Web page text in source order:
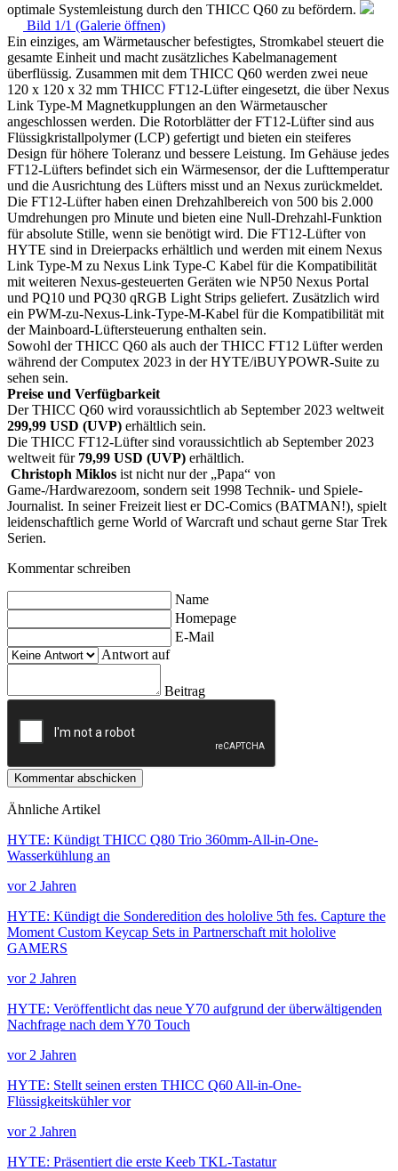
optimale Systemleistung durch den THICC Q60 zu befördern.
Bild 1/1 (Galerie öffnen)
Ein einziges, am Wärmetauscher befestigtes, Stromkabel steuert die
gesamte Einheit und macht zusätzliches Kabelmanagement
überflüssig. Zusammen mit dem THICC Q60 werden zwei neue
120 x 120 x 32 mm THICC FT12-Lüfter eingesetzt, die über Nexus
Link Type-M Magnetkupplungen an den Wärmetauscher
angeschlossen werden. Die Rotorblätter der FT12-Lüfter sind aus
Flüssigkristallpolymer (LCP) gefertigt und bieten ein steiferes
Design für höhere Toleranz und bessere Leistung. Im Gehäuse jedes
FT12-Lüfters befindet sich ein Wärmesensor, der die Lufttemperatur
und die Ausrichtung des Lüfters misst und an Nexus zurückmeldet.
Die FT12-Lüfter haben einen Drehzahlbereich von 500 bis 2.000
Umdrehungen pro Minute und bieten eine Null-Drehzahl-Funktion
für absolute Stille, wenn sie benötigt wird. Die FT12-Lüfter von
HYTE sind in Dreierpacks erhältlich und werden mit einem Nexus
Link Type-M zu Nexus Link Type-C Kabel für die Kompatibilität
mit weiteren Nexus-gesteuerten Geräten wie NP50 Nexus Portal
und PQ10 und PQ30 qRGB Light Strips geliefert. Zusätzlich wird
ein PWM-zu-Nexus-Link-Type-M-Kabel für die Kompatibilität mit
der Mainboard-Lüftersteuerung enthalten sein.
Sowohl der THICC Q60 als auch der THICC FT12 Lüfter werden
während der Computex 2023 in der HYTE/iBUYPOWR-Suite zu
sehen sein.
Preise und Verfügbarkeit
Der THICC Q60 wird voraussichtlich ab September 2023 weltweit
299,99 USD (UVP) erhältlich sein.
Die THICC FT12-Lüfter sind voraussichtlich ab September 2023
weltweit für 79,99 USD (UVP) erhältlich.
Christoph Miklos ist nicht nur der „Papa“ von
Game-/Hardwarezoom, sondern seit 1998 Technik- und Spiele-
Journalist. In seiner Freizeit liest er DC-Comics (BATMAN!), spielt
leidenschaftlich gerne World of Warcraft und schaut gerne Star Trek
Serien.
Kommentar schreiben
Name
Homepage
E-Mail
Antwort auf
Beitrag
Kommentar abschicken
Ähnliche Artikel
HYTE: Kündigt THICC Q80 Trio 360mm-All-in-One-
Wasserkühlung an
vor 2 Jahren
HYTE: Kündigt die Sonderedition des hololive 5th fes. Capture the
Moment Custom Keycap Sets in Partnerschaft mit hololive
GAMERS
vor 2 Jahren
HYTE: Veröffentlicht das neue Y70 aufgrund der überwältigenden
Nachfrage nach dem Y70 Touch
vor 2 Jahren
HYTE: Stellt seinen ersten THICC Q60 All-in-One-
Flüssigkeitskühler vor
vor 2 Jahren
HYTE: Präsentiert die erste Keeb TKL-Tastatur